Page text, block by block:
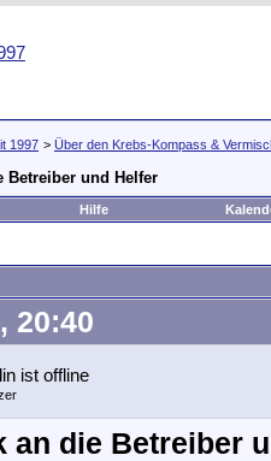
1997 > Über den Krebs-Kompass &
Betreiber und Helfer
Hilfe
20:40
an die Betreiber